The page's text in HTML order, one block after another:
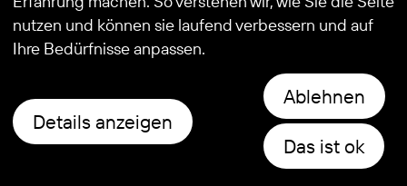
© 2026Stiftung Kind und Autismus
nutzen und können sie laufend verbessern und auf
Ihre Bedürfnisse anpassen.
Details anzeigen
Ablehnen
Das ist ok